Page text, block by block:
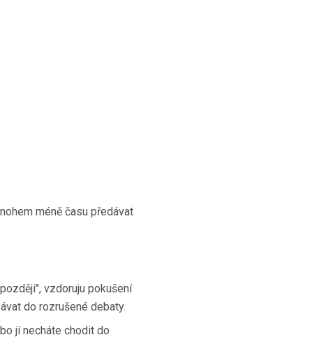
méně času předávat
vzdoruju pokušení
do rozrušené debaty.
jí necháte chodit do